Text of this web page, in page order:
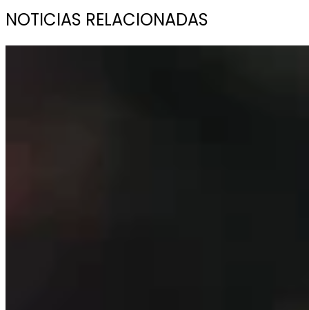
NOTICIAS RELACIONADAS